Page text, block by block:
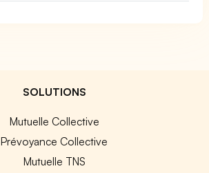
SOLUTIONS
Mutuelle Collective
Prévoyance Collective
Mutuelle TNS